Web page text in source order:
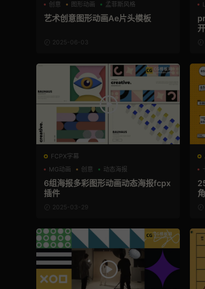
创意
图形动画 孟菲斯风格
艺术创意图形动画Ae片头模板
2025-06-03
FCPX字幕
MG动画
创意 动态海报
6组海报多彩图形动画动态海报fcpx
插件
2025-03-29